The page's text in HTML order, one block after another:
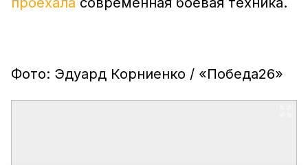
Фото: Эдуард Корниенко / «Победа26»